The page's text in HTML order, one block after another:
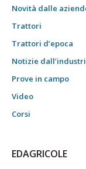
Novità dalle
Trattori
Trattori d’epoca
Notizie
Prove in campo
Video
Corsi
EDAGRICOLE